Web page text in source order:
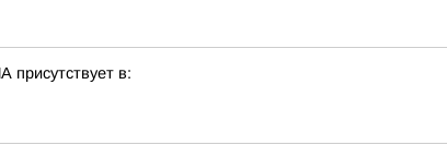
присутствует в: